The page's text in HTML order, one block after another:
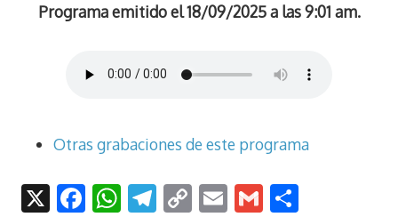
Programa emitido el 18/09/2025 a las 9:01 am.
Otras grabaciones de este programa
X F W T C E G